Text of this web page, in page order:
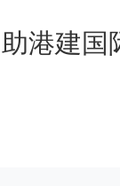
港建国